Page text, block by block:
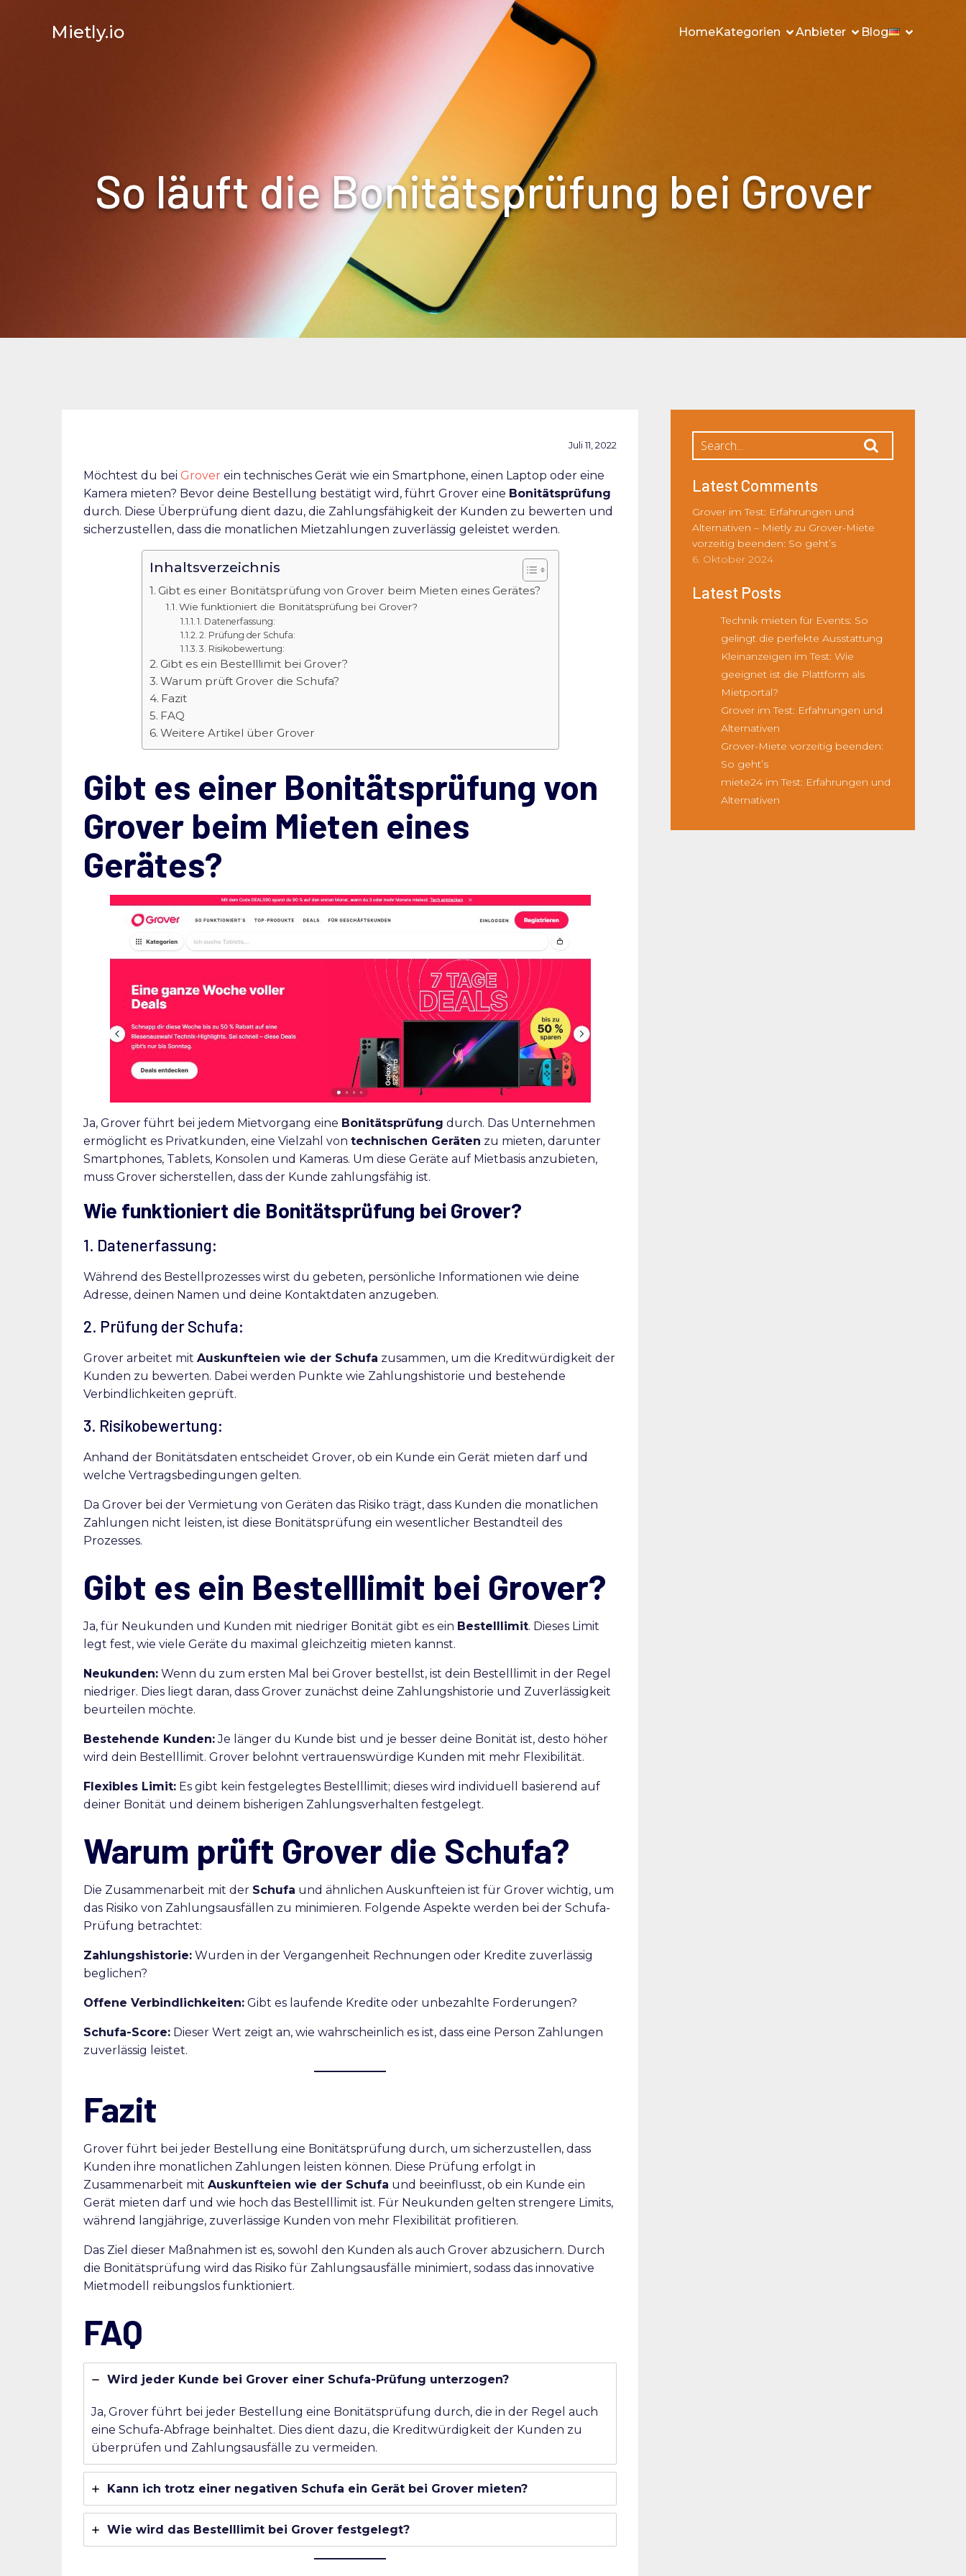
Mietly.io HomeKategorien Anbieter Blog
So läuft die Bonitätsprüfung bei Grover
Juli 11, 2022
Möchtest du bei Grover ein technisches Gerät wie ein Smartphone, einen Laptop oder eine
Kamera mieten? Bevor deine Bestellung bestätigt wird, führt Grover eine Bonitätsprüfung
durch. Diese Überprüfung dient dazu, die Zahlungsfähigkeit der Kunden zu bewerten und
sicherzustellen, dass die monatlichen Mietzahlungen zuverlässig geleistet werden.
Inhaltsverzeichnis
Gibt es einer Bonitätsprüfung von Grover beim Mieten eines Gerätes?
Wie funktioniert die Bonitätsprüfung bei Grover?
1. Datenerfassung:
2. Prüfung der Schufa:
3. Risikobewertung:
Gibt es ein Bestelllimit bei Grover?
Warum prüft Grover die Schufa?
Fazit
FAQ
Weitere Artikel über Grover
Gibt es einer Bonitätsprüfung von
Grover beim Mieten eines
Gerätes?
Ja, Grover führt bei jedem Mietvorgang eine Bonitätsprüfung durch. Das Unternehmen
ermöglicht es Privatkunden, eine Vielzahl von technischen Geräten zu mieten, darunter
Smartphones, Tablets, Konsolen und Kameras. Um diese Geräte auf Mietbasis anzubieten,
muss Grover sicherstellen, dass der Kunde zahlungsfähig ist.
Wie funktioniert die Bonitätsprüfung bei Grover?
1. Datenerfassung:
Während des Bestellprozesses wirst du gebeten, persönliche Informationen wie deine
Adresse, deinen Namen und deine Kontaktdaten anzugeben.
2. Prüfung der Schufa:
Grover arbeitet mit Auskunfteien wie der Schufa zusammen, um die Kreditwürdigkeit der
Kunden zu bewerten. Dabei werden Punkte wie Zahlungshistorie und bestehende
Verbindlichkeiten geprüft.
3. Risikobewertung:
Anhand der Bonitätsdaten entscheidet Grover, ob ein Kunde ein Gerät mieten darf und
welche Vertragsbedingungen gelten.
Da Grover bei der Vermietung von Geräten das Risiko trägt, dass Kunden die monatlichen
Zahlungen nicht leisten, ist diese Bonitätsprüfung ein wesentlicher Bestandteil des
Prozesses.
Gibt es ein Bestelllimit bei Grover?
Ja, für Neukunden und Kunden mit niedriger Bonität gibt es ein Bestelllimit. Dieses Limit
legt fest, wie viele Geräte du maximal gleichzeitig mieten kannst.
Neukunden: Wenn du zum ersten Mal bei Grover bestellst, ist dein Bestelllimit in der Regel
niedriger. Dies liegt daran, dass Grover zunächst deine Zahlungshistorie und Zuverlässigkeit
beurteilen möchte.
Bestehende Kunden:Je länger du Kunde bist und je besser deine Bonität ist, desto höher
wird dein Bestelllimit. Grover belohnt vertrauenswürdige Kunden mit mehr Flexibilität.
Flexibles Limit: Es gibt kein festgelegtes Bestelllimit; dieses wird individuell basierend auf
deiner Bonität und deinem bisherigen Zahlungsverhalten festgelegt.
Warum prüft Grover die Schufa?
Die Zusammenarbeit mit der Schufa und ähnlichen Auskunfteien ist für Grover wichtig, um
das Risiko von Zahlungsausfällen zu minimieren. Folgende Aspekte werden bei der Schufa-
Prüfung betrachtet:
Zahlungshistorie: Wurden in der Vergangenheit Rechnungen oder Kredite zuverlässig
beglichen?
Offene Verbindlichkeiten: Gibt es laufende Kredite oder unbezahlte Forderungen?
Schufa-Score: Dieser Wert zeigt an, wie wahrscheinlich es ist, dass eine Person Zahlungen
zuverlässig leistet.
Fazit
Grover führt bei jeder Bestellung eine Bonitätsprüfung durch, um sicherzustellen, dass
Kunden ihre monatlichen Zahlungen leisten können. Diese Prüfung erfolgt in
Zusammenarbeit mit Auskunfteien wie der Schufa und beeinflusst, ob ein Kunde ein
Gerät mieten darf und wie hoch das Bestelllimit ist. Für Neukunden gelten strengere Limits,
während langjährige, zuverlässige Kunden von mehr Flexibilität profitieren.
Das Ziel dieser Maßnahmen ist es, sowohl den Kunden als auch Grover abzusichern. Durch
die Bonitätsprüfung wird das Risiko für Zahlungsausfälle minimiert, sodass das innovative
Mietmodell reibungslos funktioniert.
FAQ
Wird jeder Kunde bei Grover einer Schufa-Prüfung unterzogen?
Ja, Grover führt bei jeder Bestellung eine Bonitätsprüfung durch, die in der Regel auch
eine Schufa-Abfrage beinhaltet. Dies dient dazu, die Kreditwürdigkeit der Kunden zu
überprüfen und Zahlungsausfälle zu vermeiden.
Kann ich trotz einer negativen Schufa ein Gerät bei Grover mieten?
Wie wird das Bestelllimit bei Grover festgelegt?
Latest Comments
Grover im Test: Erfahrungen und
Alternativen – Mietlyzu Grover-Miete
vorzeitig beenden: So geht’s
6. Oktober 2024
Latest Posts
Technik mieten für Events: So
gelingt die perfekte Ausstattung
Kleinanzeigen im Test: Wie
geeignet ist die Plattform als
Mietportal?
Grover im Test: Erfahrungen und
Alternativen
Grover-Miete vorzeitig beenden:
So geht’s
miete24 im Test: Erfahrungen und
Alternativen